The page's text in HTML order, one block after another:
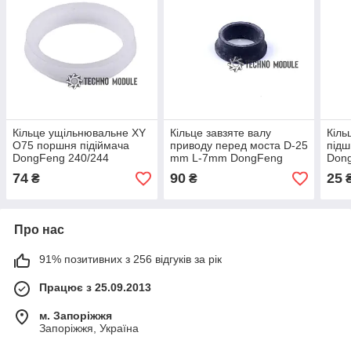
Кільце ущільнювальне XY
O75 поршня підіймача
DongFeng 240/244
74 ₴
Кільце завзяте валу
приводу перед моста D-25
mm L-7mm DongFeng
240/244
90₴ 25
Про нас
91% позитивних з 256 відгуків за рік
Працює з 25.09.2013
м. Запоріжжя
Запоріжжя, Україна